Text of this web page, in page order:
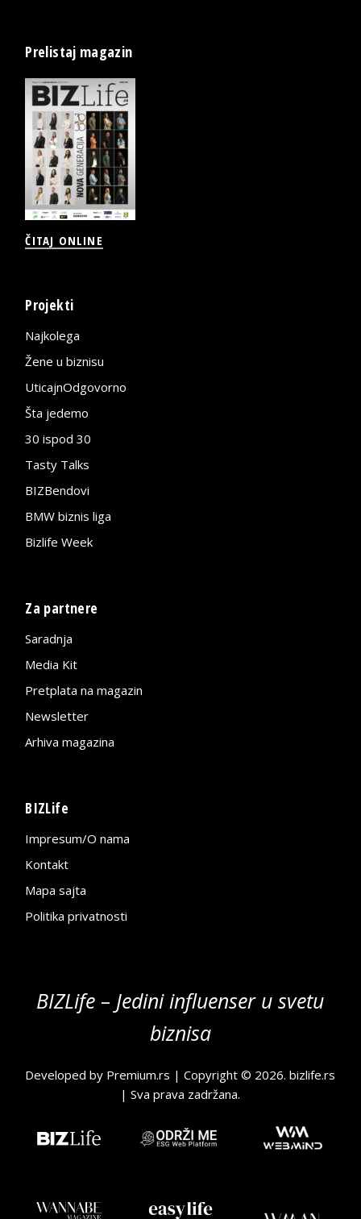
Prelistaj magazin
ČITAJ ONLINE
Projekti
Najkolega
Žene u biznisu
UticajnOdgovorno
Šta jedemo
30 ispod 30
Tasty Talks
BIZBendovi
BMW biznis liga
Bizlife Week
Za partnere
Saradnja
Media Kit
Pretplata na magazin
Newsletter
Arhiva magazina
BIZLife
Impresum/O nama
Kontakt
Mapa sajta
Politika privatnosti
BIZLife – Jedini influenser u svetu
biznisa
Developed by Premium.rs | Copyright © 2026.bizlife.rs
| Sva prava zadržana.